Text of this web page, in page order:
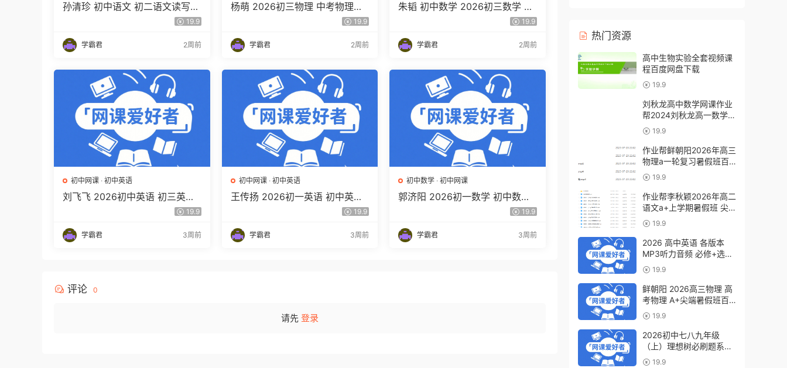
孙清珍 初中语文 初二语文读写素
养培训班（秋上秋下·全国版·A19.9
学霸君 2周前
杨萌 2026初三物理 中考物理培
训班 秋上秋下·全国版·S 百度网盘
19.9
学霸君 2周前
朱韬 初中数学 2026初三数学 中
考数学培训班（秋上秋下·全国版·
19.9
学霸君 2周前
初中网课 · 初中英语
刘飞飞 2026初中英语 初三英语
培训班（秋上秋下·全国版·A+）19.9
学霸君 3周前
初中网课· 初中英语
王传扬 2026初一英语 初中英语
春上 双语素养自主学习·TY·A+19.9
学霸君 3周前
初中数学 ·初中网课
郭济阳 2026初一数学 初中数学
春上 数理思维自主学习·BS（一19.9
学霸君 3周前
评论 0
请先 登录
热门资源
高中生物实验全套视频课
程百度网盘下载
19.9
刘秋龙高中数学网课作业
帮2024刘秋龙高一数学
a+教程（暑假班+秋季
班）
19.9
作业帮鲜朝阳2026年高三
物理a一轮复习暑假班百
度网盘下载
19.9
作业帮李秋颖2026年高二
语文a+上学期暑假班 尖
端班百度网盘下载
19.9
2026 高中英语 各版本
MP3听力音频 必修+选修
6.07GB百度网盘下载
19.9
鲜朝阳 2026高三物理 高
考物理 A+尖端暑假班百
度网盘下载
19.9
2026初中七八九年级
（上）理想树必刷题系列
百度网盘下载
19.9